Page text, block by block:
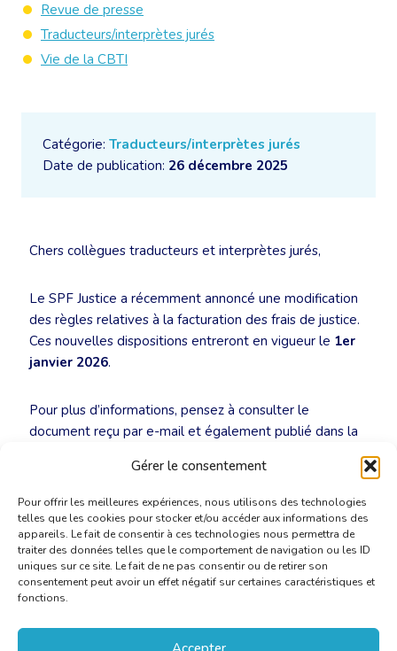
Gérer le consentement
Pour offrir les meilleures expériences, nous utilisons des technologies
telles que les cookies pour stocker et/ou accéder aux informations des
appareils. Le fait de consentir à ces technologies nous permettra de
traiter des données telles que le comportement de navigation ou les ID
uniques sur ce site. Le fait de ne pas consentir ou de retirer son
consentement peut avoir un effet négatif sur certaines caractéristiques et
fonctions.
Catégorie: Traducteurs/interprètes jurés
Date de publication: 26 décembre 2025
Chers collègues traducteurs et interprètes jurés,
Le SPF Justice a récemment annoncé une modification
des règles relatives à la facturation des frais de justice.
Ces nouvelles dispositions entreront en vigueur le 1er
janvier 2026.
Pour plus d’informations, pensez à consulter le
document reçu par e-mail et également publié dans la
Revue de presse
Traducteurs/interprètes jurés
Vie de la CBTI